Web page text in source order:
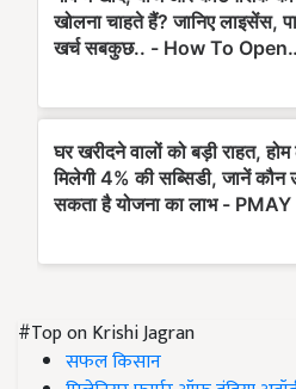
#Top on Krishi Jagran
सफल किसान